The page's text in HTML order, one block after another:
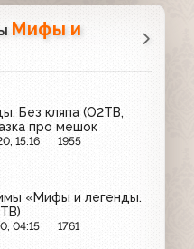
Мифы и
Без кляпа (О2ТВ,
про мешок
15:16 1955
«Мифы и легенды.
04:15 1761